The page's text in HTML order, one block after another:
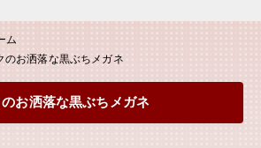
ム
お洒落な黒ぶちメガネ
お洒落な黒ぶちメガネ